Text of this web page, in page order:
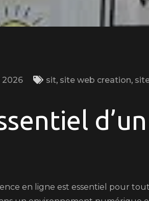
2026 sit, site web creation,
en ligne est essentiel pour